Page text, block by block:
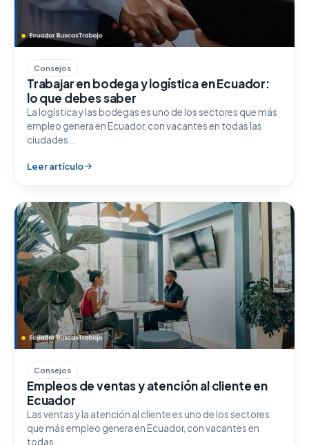
Consejos
Trabajar en bodega y logística en Ecuador:
lo que debes saber
La logística y las bodegas es uno de los sectores que más
empleo genera en Ecuador, con vacantes en todas las
ciudades…
Leer artículo
Consejos
Empleos de ventas y atención al cliente en
Ecuador
Las ventas y la atención al cliente es uno de los sectores
que más empleo genera en Ecuador, con vacantes en
todas…